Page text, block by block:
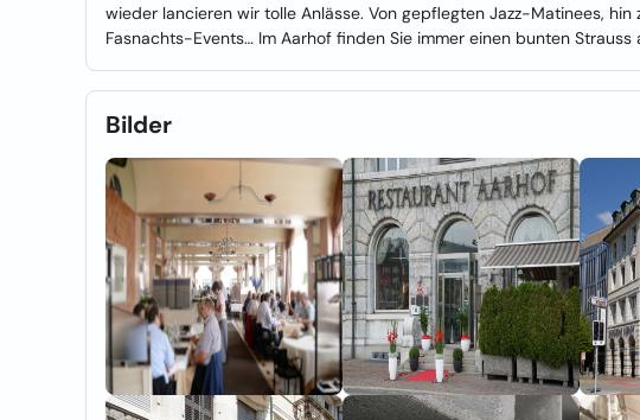
wieder lancieren wir tolle Anlässe. Von gepflegten Jazz-Matinees,
Fasnachts-Events… Im Aarhof finden Sie immer einen bunten Strauss
Bilder